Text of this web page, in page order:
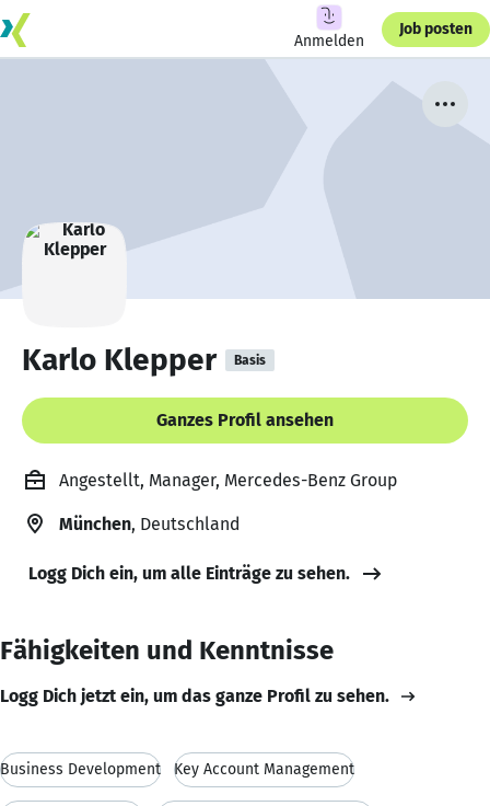
Anmelden
Job posten
Karlo Klepper Basis
Ganzes Profil ansehen
Angestellt, Manager, Mercedes-Benz Group
München, Deutschland
Logg Dich ein, um alle Einträge zu sehen.
Fähigkeiten und Kenntnisse
Logg Dich jetzt ein, um das ganze Profil zu sehen.
Business Development Key Account Management